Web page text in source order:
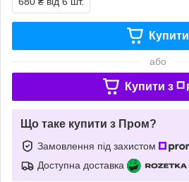
Купити
або
Купити з
Що таке купити з Пром?
Замовлення під захистом
Доступна доставка